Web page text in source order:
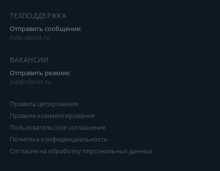
ТЕХПОДДЕРЖКА
Отправить сообщение:
help.sibnet.ru
ВАКАНСИИ
Отправить резюме:
job@sibnet.ru
Правила цитирования
Правила комментирования
Пользовательское соглашение
Политика конфиденциальности
Согласие на обработку персональных данных